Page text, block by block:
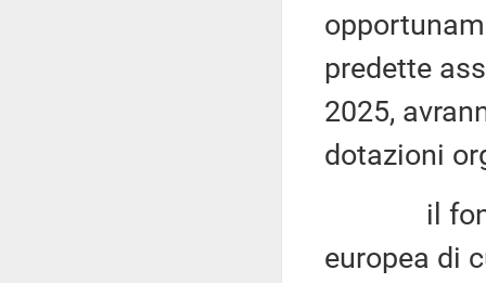
predette
2025,
dotazioni
il fondo
europea di